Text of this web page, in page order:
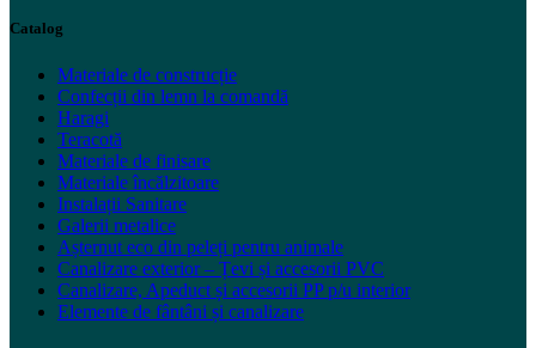
Catalog
Materiale de construcție
Confecții din lemn la comandă
Haragi
Teracotă
Materiale de finisare
Materiale încălzitoare
Instalații Sanitare
Galerii metalice
Așternut eco din peleți pentru animale
Canalizare exterior – Țevi și accesorii PVC
Canalizare, Apeduct și accesorii PP p/u interior
Elemente de fântâni și canalizare